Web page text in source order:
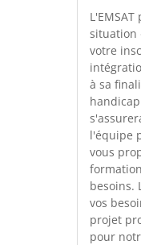
situation
votre
à sa
l'équipe
vous
besoins.
vos
projet
pour